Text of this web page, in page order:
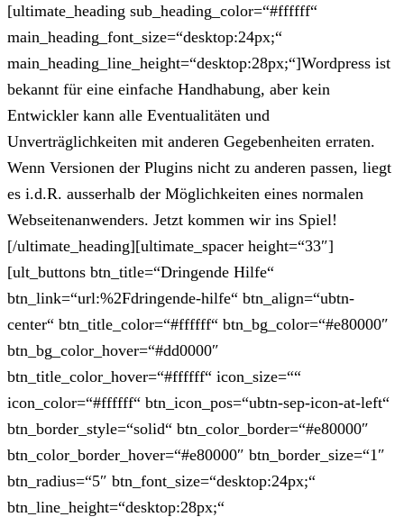
[ultimate_heading sub_heading_color=“#ffffff“
main_heading_font_size=“desktop:24px;“
main_heading_line_height=“desktop:28px;“]Wordpress ist
bekannt für eine einfache Handhabung, aber kein
Entwickler kann alle Eventualitäten und
Unverträglichkeiten mit anderen Gegebenheiten erraten.
Wenn Versionen der Plugins nicht zu anderen passen, liegt
es i.d.R. ausserhalb der Möglichkeiten eines normalen
Webseitenanwenders. Jetzt kommen wir ins Spiel!
[/ultimate_heading][ultimate_spacer height=“33″]
[ult_buttons btn_title=“Dringende Hilfe“
btn_link=“url:%2Fdringende-hilfe“ btn_align=“ubtn-
center“ btn_title_color=“#ffffff“ btn_bg_color=“#e80000″
btn_bg_color_hover=“#dd0000″
btn_title_color_hover=“#ffffff“ icon_size=““
icon_color=“#ffffff“ btn_icon_pos=“ubtn-sep-icon-at-left“
btn_border_style=“solid“ btn_color_border=“#e80000″
btn_color_border_hover=“#e80000″ btn_border_size=“1″
btn_radius=“5″ btn_font_size=“desktop:24px;“
btn_line_height=“desktop:28px;“